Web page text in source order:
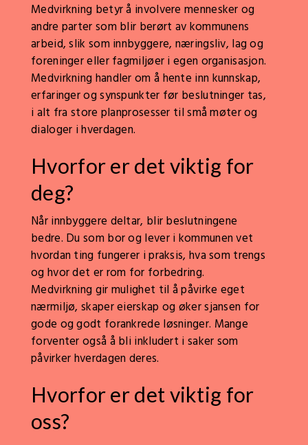
Medvirkning betyr å involvere mennesker og
andre parter som blir berørt av kommunens
arbeid, slik som innbyggere, næringsliv, lag og
foreninger eller fagmiljøer i egen organisasjon.
Medvirkning handler om å hente inn kunnskap,
erfaringer og synspunkter før beslutninger tas,
i alt fra store planprosesser til små møter og
dialoger i hverdagen.
Hvorfor er det viktig for
deg?
Når innbyggere deltar, blir beslutningene
bedre. Du som bor og lever i kommunen vet
hvordan ting fungerer i praksis, hva som trengs
og hvor det er rom for forbedring.
Medvirkning gir mulighet til å påvirke eget
nærmiljø, skaper eierskap og øker sjansen for
gode og godt forankrede løsninger. Mange
forventer også å bli inkludert i saker som
påvirker hverdagen deres.
Hvorfor er det viktig for
oss?